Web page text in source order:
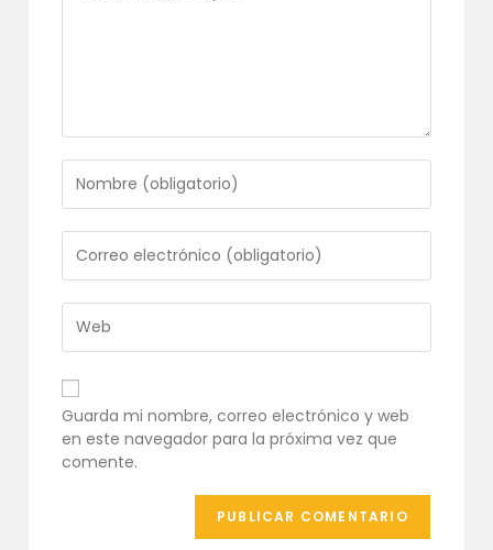
tu
nombre
o
nombre
de
usuario
para
comentar
tu
dirección
de
correo
electrónico
para
comentar
URL
de
tu
web
(opcional)
Guarda mi nombre, correo electrónico y web
en este navegador para la próxima vez que
comente.